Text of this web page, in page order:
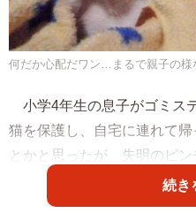
何だか心配だワン…まるで親子の様
小学4年生の息子がゴミス
猫を保護し、自宅に連れて
とかと思ったが、失明のピ
いた愛犬2匹の子育てサポー
いった。
続き